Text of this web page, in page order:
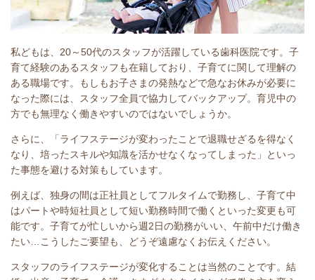
私どもは、20～50代のスタッフが活躍している歯科医院です。子
育て経験のあるスタッフも在籍しており、子育てに関して理解の
ある職場です。もしもお子さまの発熱などで急なお休みが必要に
なった際には、スタッフ全員で協力してバックアップ。育児中の
方でも無理なく働きやすいのではないでしょうか。
さらに、「ライフステージが変わったことで退職せざるを得なく
なり、培ったスキルや知識を活かせなくなってしまった」といっ
た事態を避ける対策もしています。
例えば、独身の間は正社員としてフルタイムで勤務し、子育て中
はパートや時短社員として短い勤務時間で働くといった変更も可
能です。子育てが忙しいから週2日の勤務がいい、午前中だけ働き
たい…こうしたご要望も、どうぞ遠慮なくお伝えください。
スタッフのライフステージが変化することは当然のことです。結